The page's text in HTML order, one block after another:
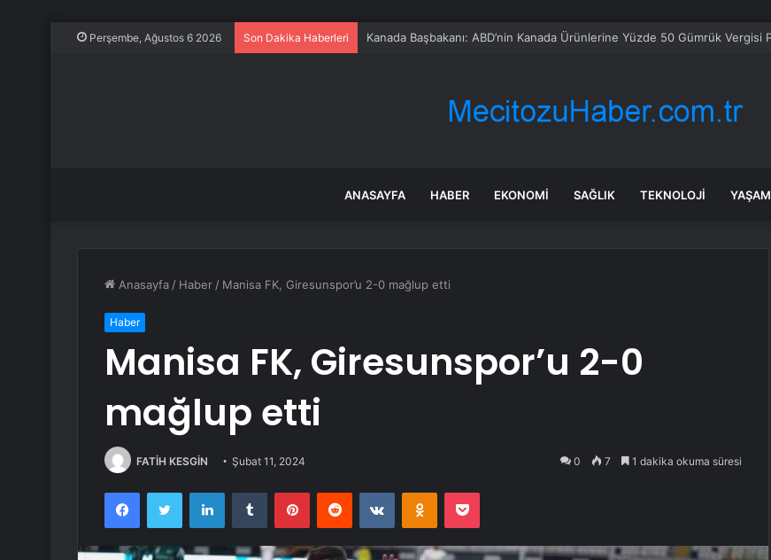
Perşembe, Ağustos 6 2026 Son Dakika Haberleri İspanya’ alevlere teslim oldu: Yaklaşık 60 bin kişi tahliye edildi
ANASAYFA HABER EKONOMI SAĞLIK TEKNOLOJI YAŞAM
Anasayfa / Haber / Manisa FK, Giresunspor’u 2-0 mağlup etti
Haber
Manisa FK, Giresunspor’u 2-0
mağlup etti
FATİH KESGİN Şubat 11, 2024 0 7 1 dakika okuma süresi
FacebookTwitter LinkedInTumblr PinterestReddit VKontakteOdnoklassniki
Pocket